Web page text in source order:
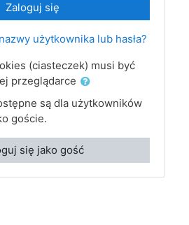
Zaloguj się
użytkownika lub hasła?
(ciasteczek) musi być
przeglądarce
są dla użytkowników
goście.
się jako gość